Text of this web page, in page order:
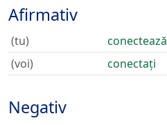
Afirmativ
(tu)
conectează
(voi)
conectați
Negativ